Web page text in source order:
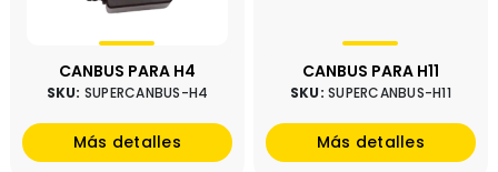
CANBUS PARA H4
SKU: SUPERCANBUS-H4
Más detalles
CANBUS PARA H11
SKU:SUPERCANBUS-H11
Más detalles